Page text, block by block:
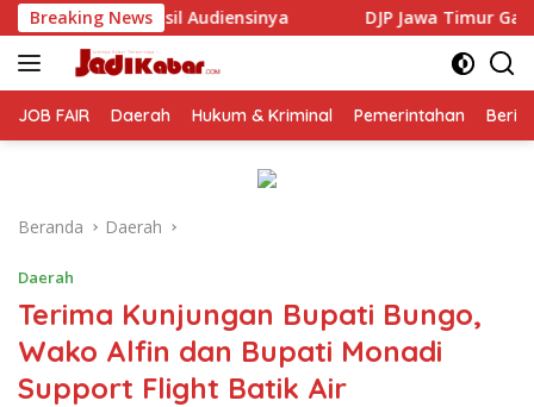
Langsung
ke
konten
Breaking NewsDJP Jawa Timur Gandeng GP Ansor Tingkatkan
JOB FAIR Daerah Hukum & Kriminal Pemerintahan
Beranda Daerah
Daerah
Terima Kunjungan Bupati Bungo,
Wako Alfin dan Bupati Monadi
Support Flight Batik Air